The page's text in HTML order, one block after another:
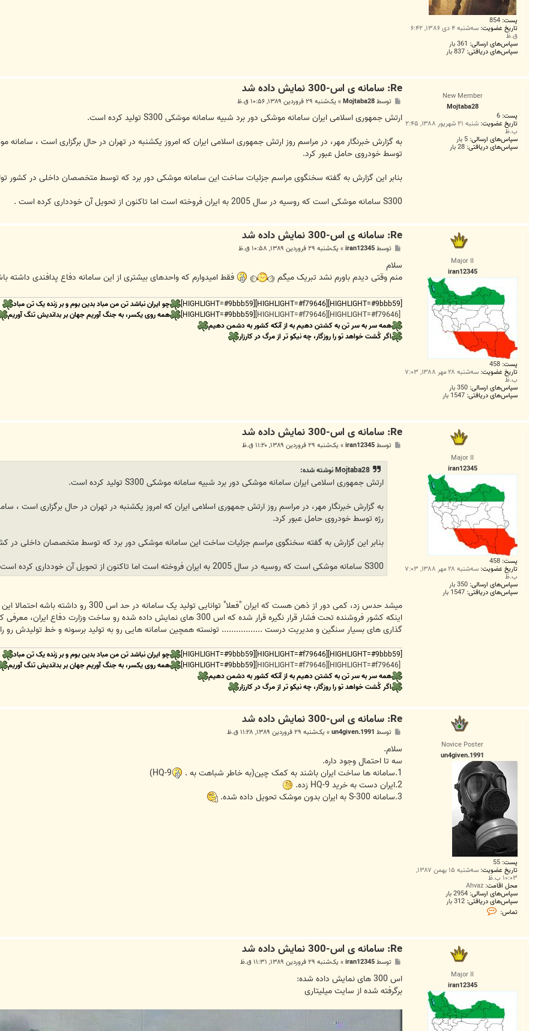
پست: 854
تاریخ عضویت: سه‌شنبه ۴ دی ۱۳۸۶, ۶:۴۲
ق.ظ
سپاس‌های ارسالی: 361 بار
سپاس‌های دریافتی: 837 بار
New Member
Mojtaba28
پست: 6
تاریخ عضویت: شنبه ۲۱ شهریور ۱۳۸۸, ۲:۴۵
ب.ظ
سپاس‌های ارسالی: 5 بار
سپاس‌های دریافتی: 28 بار
Re: سامانه ی اس-300 نمایش داده شد
ت
توسطMojtaba28
» یک‌شنبه ۲۹ فروردین ۱۳۸۹, ۱۰:۵۶ ق.ظ
ارتش جمهوری اسلامی ایران سامانه موشکی دور برد شبیه سامانه موشکی S300 تولید کرده است.
توسط خودروی حامل عبور کرد.
بنابر این گزارش به گفته سخنگوی مراسم جزئیات ساخت این سامانه موشکی دور برد که توسط متخصصان داخلی در کشور
S300 سامانه موشکی است که روسیه در سال 2005 به ایران فروخته است اما تاکنون از تحویل آن خودداری کرده است .
Major II
iran12345
پست: 458
تاریخ عضویت: سه‌شنبه ۲۸ مهر ۱۳۸۸, ۷:۰۳
ب.ظ
سپاس‌های ارسالی: 350 بار
سپاس‌های دریافتی: 1547 بار
Re: سامانه ی اس-300 نمایش داده شد
ت
توسطiran12345
» یک‌شنبه ۲۹ فروردین ۱۳۸۹, ۱۰:۵۸ ق.ظ
سلام
منم وقتی دیدم باورم نشد تبریک میگم
فقط امیدوارم که واحدهای بیشتری از این سامانه دفاع پدافندی
[HIGHLIGHT=#9bbb59][HIGHLIGHT=#f79646][HIGHLIGHT=#9bbb59]
چو ایران نباشد تن من مباد بدین بوم و بر زنده یک تن مباد
[HIGHLIGHT=#f79646][HIGHLIGHT=#f79646]
[HIGHLIGHT=#9bbb59]
همه روی یکسر، به جنگ آوریم جهان بر بداندیش تنگ آوریم
همه سر به سر تن به کشتن دهیم به از آنکه کشور به دشمن دهیم
اگر کُشت خواهد تو را روزگار، چه نیکو تر از مرگ در کارزار
Major II
iran12345
پست: 458
تاریخ عضویت: سه‌شنبه ۲۸ مهر ۱۳۸۸, ۷:۰۳
ب.ظ
سپاس‌های ارسالی: 350 بار
سپاس‌های دریافتی: 1547 بار
Re: سامانه ی اس-300 نمایش داده شد
توسطiran12345
» یک‌شنبه ۲۹ فروردین ۱۳۸۹, ۱۱:۲۰ ق.ظ
Mojtaba28 نوشته شده:
ارتش جمهوری اسلامی ایران سامانه موشکی دور برد شبیه سامانه موشکی S300 تولید کرده است.
رژه توسط خودروی حامل عبور کرد.
بنابر این گزارش به گفته سخنگوی مراسم جزئیات ساخت این سامانه موشکی دور برد که توسط متخصصان داخلی در
S300 سامانه موشکی است که روسیه در سال 2005 به ایران فروخته است اما تاکنون از تحویل آن خودداری کرده است .
میشد حدس زد، کمی دور از ذهن هست که ایران
اینکه کشور فروشنده تحت فشار قرار نگیره قرار شده که اس 300 های نمایش داده شده
گذاری های بسیار سنگین و مدیریت درست ................. تونسته همچین سامانه هایی رو به تولید برسونه و خط تولیدش رو
[HIGHLIGHT=#9bbb59][HIGHLIGHT=#f79646][HIGHLIGHT=#9bbb59]
چو ایران نباشد تن من مباد بدین بوم و بر زنده یک تن مباد
[HIGHLIGHT=#f79646][HIGHLIGHT=#f79646]
[HIGHLIGHT=#9bbb59]
همه روی یکسر، به جنگ آوریم جهان بر بداندیش تنگ آوریم
همه سر به سر تن به کشتن دهیم به از آنکه کشور به دشمن دهیم
اگر کُشت خواهد تو را روزگار، چه نیکو تر از مرگ در کارزار
Novice Poster
un4given.1991
پست: 55
تاریخ عضویت: سه‌شنبه ۱۵ بهمن ۱۳۸۷,
۱۰:۰۳ ب.ظ
محل اقامت:
سپاس‌های ارسالی: 2954 بار
سپاس‌های دریافتی: 312 بار
تماس:
ت
u
n
.
1
9
9
Re: سامانه ی اس-300 نمایش داده شد
ت
توسط un4given.1991
» یک‌شنبه ۲۹ فروردین ۱۳۸۹, ۱۱:۲۸ ق.ظ
سلام.
سه تا احتمال وجود داره.
1.سامانه ها ساخت ایران باشند به کمک چین(به خاطر شباهت به .
HQ-9)
2.ایران دست به خرید HQ-9 زده.
3.سامانه S-300 به ایران بدون موشک تحویل داده شده.
Major II
iran12345
Re: سامانه ی اس-300 نمایش داده شد
ت
توسطiran12345
» یک‌شنبه ۲۹ فروردین ۱۳۸۹, ۱۱:۳۱ ق.ظ
اس 300 های نمایش داده شده:
برگرفته شده از سایت میلیتاری